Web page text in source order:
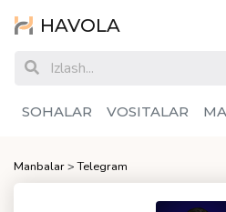
HAVOLA
SOHALAR VOSITALAR
Manbalar>Telegram